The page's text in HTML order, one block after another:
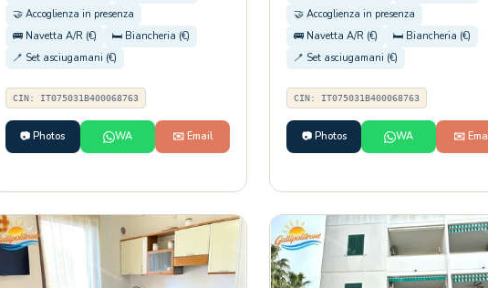
🤝 Accoglienza in presenza
🚌 Navetta A/R (€)
🛏️ Biancheria (€)
🪥 Set asciugamani (€)
CIN: IT075031B400068763
📷 Photos WA ✉️ Email
🤝 Accoglienza in presenza
🚌 Navetta A/R (€)
🛏️ Biancheria (€)
🪥 Set asciugamani (€)
CIN: IT075031B400068763
📷 Photos WA ✉️